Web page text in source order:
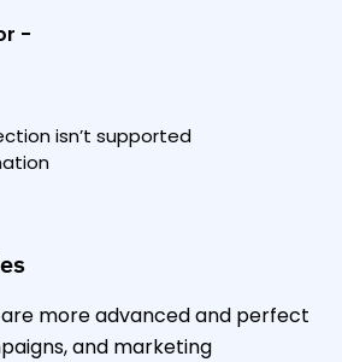
-
isn’t supported
are more advanced and perfect
and marketing